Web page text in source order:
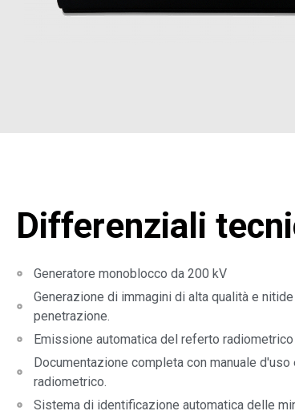
Differenziali
Generatore monoblocco da 200 kV
Generazione di immagini di alta qualità e
penetrazione.
Emissione automatica del referto radiometrico
Documentazione completa con manuale
radiometrico.
Sistema di identificazione automatica delle